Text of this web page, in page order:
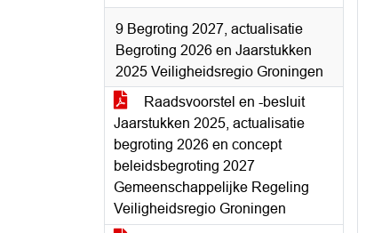
9 Begroting 2027, actualisatie
Begroting 2026 en Jaarstukken
2025 Veiligheidsregio Groningen
Raadsvoorstel en -besluit
Jaarstukken 2025, actualisatie
begroting 2026 en concept
beleidsbegroting 2027
Gemeenschappelijke Regeling
Veiligheidsregio Groningen